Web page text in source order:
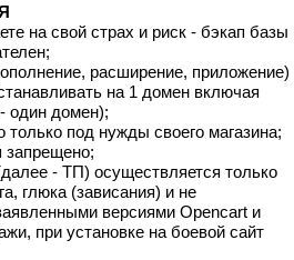
на свой страх и риск - бэкап базы
расширение, приложение)
на 1 домен включая
один домен);
только под нужды своего магазина;
запрещено;
- ТП) осуществляется только
глюка (зависания) и не
версиями Opencart и
при установке на боевой сайт